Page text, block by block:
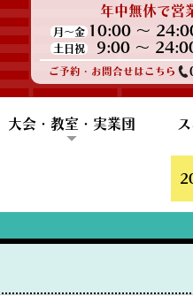
年中無休で営
月～金 10:00 ～
土日祝 9:00 ～
ご予約・お問合せはこちら
大会・教室・実業団